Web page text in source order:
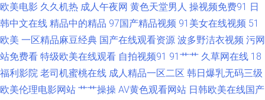
资源在线 久久九九女女男女热 综合瑟站 国产自专区 日本成人内射 伊人精品
大香蕉 91麻豆蜜桃人妻 成人精品女人 日韩无码成人 91福利大片 成人超碰网
无码人妻影音先锋 91熊猫在线观看 久久国产精品嫩草 91爱看福利网 成人网
欧美电影 久久机热 成人午夜网 黄色天堂男人 操视频免费91 日
韩中文在线 精品中的精品 97国产精品视频 91美女在线视频 51
欧美 一区精品麻豆经典 国产在线观看资源 波多野洁衣视频 污网
站免费看 特级欧美在线观看 自拍视频91 91艹艹 久草网在线 18
福利影院 老司机蜜桃在线 成人精品一区二区 韩日爆乳无码三级
欧美伦理电影网站 艹艹操操 AV黄色观看网站 日韩欧美在线国产